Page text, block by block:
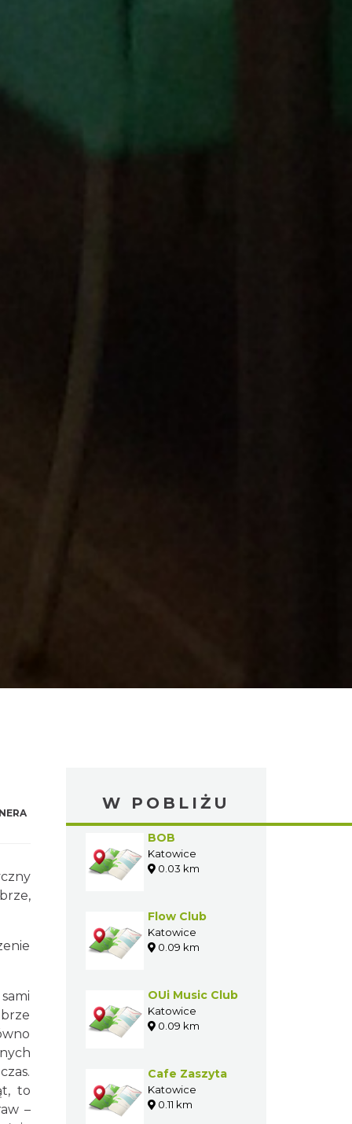
to
–
W POBLIŻU
BOB
Katowice
0.03 km
Flow Club
Katowice
0.09 km
OUi Music Club
Katowice
0.09 km
Cafe Zaszyta
Katowice
0.11 km